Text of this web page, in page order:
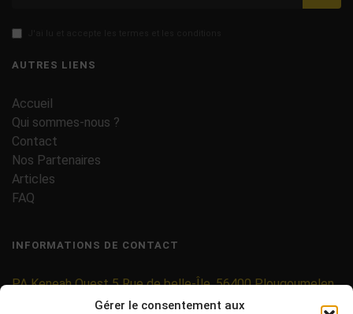
Gérer le consentement aux
AUTRES LIENS
Accueil
Qui sommes-nous ?
Contact
Nos Partenaires
Articles
FAQ
INFORMATIONS DE CONTACT
PA Keneah Ouest 5 Rue de belle-Île, 56400 Plougoumelen